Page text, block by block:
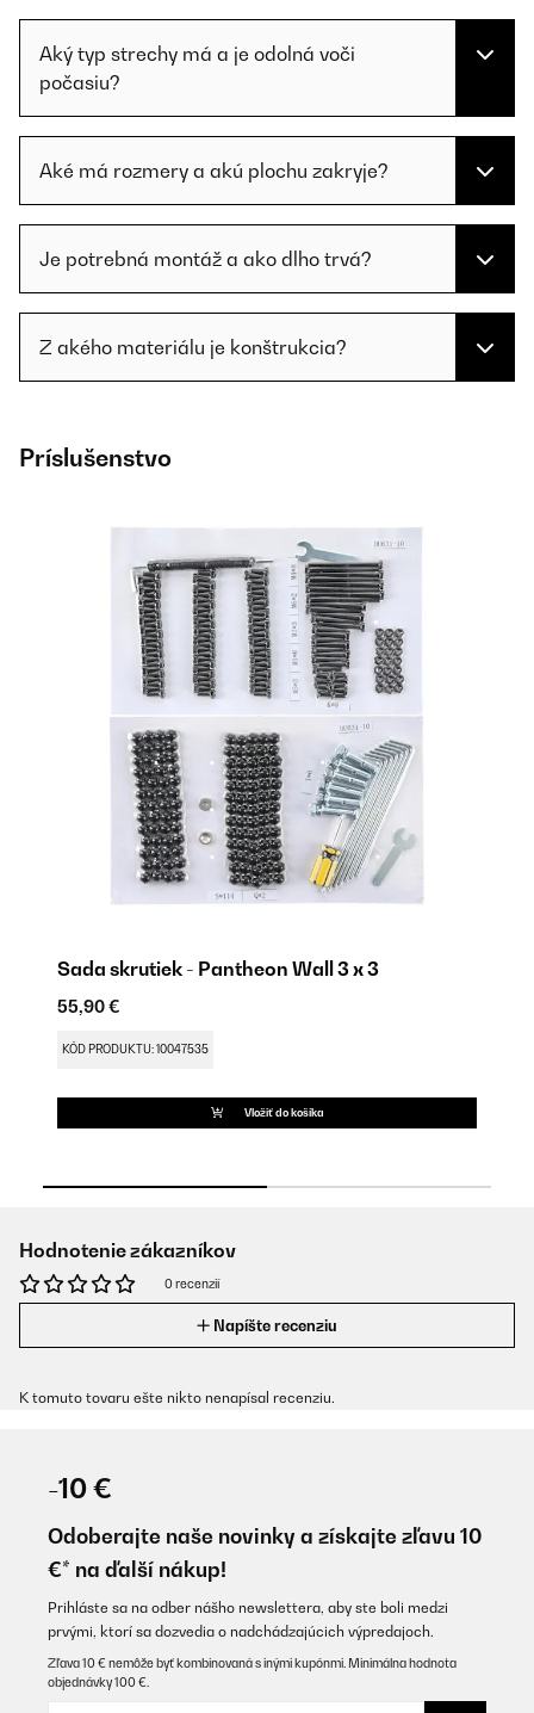
Aký typ strechy má a je odolná voči
počasiu?
Aké má rozmery a akú plochu zakryje?
Je potrebná montáž a ako dlho trvá?
Z akého materiálu je konštrukcia?
Príslušenstvo
Sada skrutiek - Pantheon Wall 3 x 3
55,90 €
KÓD PRODUKTU: 10047535
Vložiť do košíka
Hodnotenie zákazníkov
0 recenzií
Napíšte recenziu
K tomuto tovaru ešte nikto nenapísal recenziu.
-10 €
Odoberajte naše novinky a získajte zľavu 10
€* na ďalší nákup!
Prihláste sa na odber nášho newslettera, aby ste boli medzi
prvými, ktorí sa dozvedia o nadchádzajúcich výpredajoch.
Zľava 10 € nemôže byť kombinovaná s inými kupónmi. Minimálna hodnota
objednávky 100 €.